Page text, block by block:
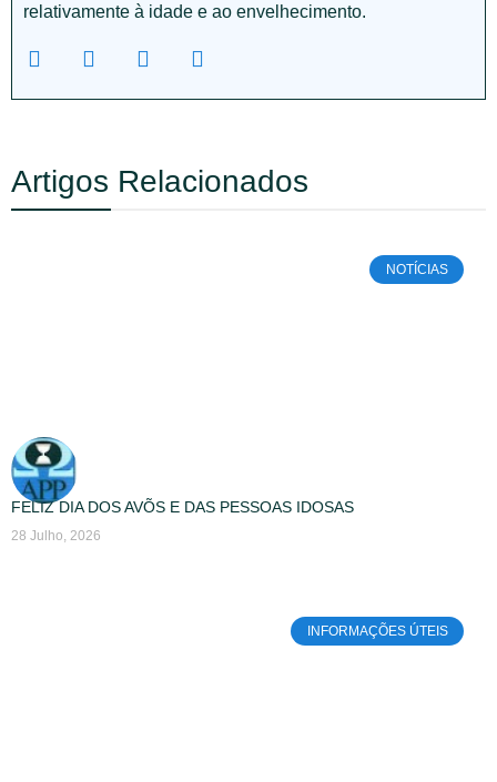
relativamente à idade e ao envelhecimento.
Artigos Relacionados
NOTÍCIAS
FELIZ DIA DOS AVÕS E DAS PESSOAS IDOSAS
28 Julho, 2026
INFORMAÇÕES ÚTEIS